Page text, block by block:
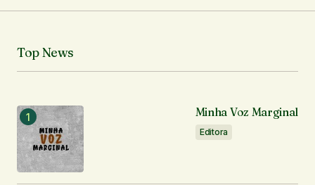
Notifique-me sobre novos comentários por e-mail.
Notifique-me sobre novas publicações por e-mail.
Top News
Minha Voz Marginal
Editora